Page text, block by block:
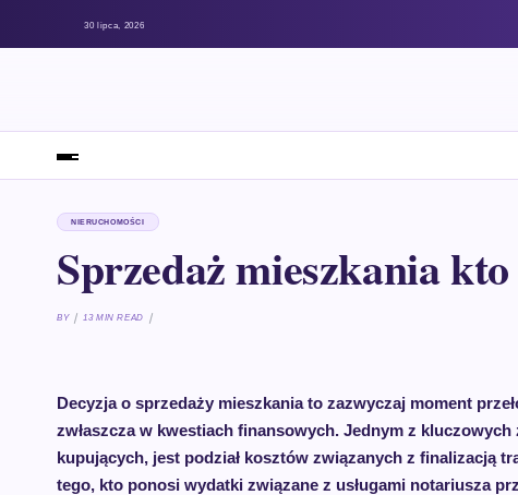
30 lipca, 2026
NIERUCHOMOŚCI
Sprzedaż mieszkania
BY 13 MIN READ
Decyzja o sprzedaży mieszkania to zazwyczaj moment
zwłaszcza w kwestiach finansowych. Jednym z
kupujących, jest podział kosztów związanych z finalizacją
tego, kto ponosi wydatki związane z usługami notariusza